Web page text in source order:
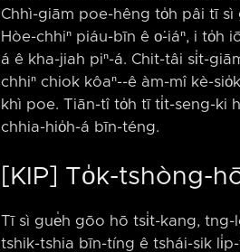
Chhì-giām poe-hêng to̍h pâi tī
Hòe-chhiⁿ piáu-bīn ê o͘-iáⁿ, i
á ê kha-jiah piⁿ-á. Chit-tâi si̍t-
chhiⁿ chiok kôaⁿ-⁠-ê àm-mî kè-
khì poe. Tiān-tî to̍h tī ti̍t-seng-ki
chhia-hio̍h-á bīn-téng.
[KIP] To̍k-tshòng-
Tī sì gue̍h gōo hō tsi̍t-kang,
tshik-tshia bīn-tíng ê tshái-sik